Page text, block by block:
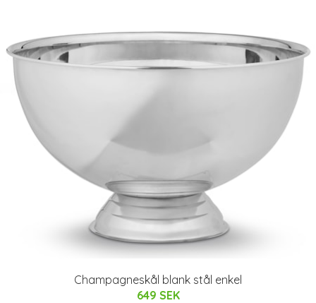
Champagneskål blank stål enkel
649 SEK